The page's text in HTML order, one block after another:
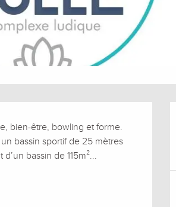
bien-être, bowling et forme.
bassin sportif de 25 mètres
bassin de 115m²...